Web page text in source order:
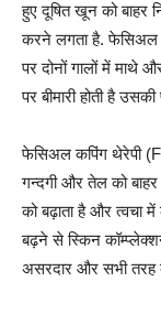
हुए दूषित खून को बाहर
करने लगता है. फेसिअल
पर दोनों गालों में माथे
पर बीमारी होती है
फेसिअल कपिंग थेरेपी
गन्दगी और तेल को
को बढ़ाता है और त्वचा
बढ़ने से स्किन
असरदार और सभी तरह